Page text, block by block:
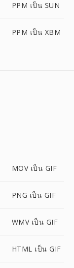
PPM เป็น SUN
PPM เป็น XBM
MOV เป็น GIF
PNG เป็น GIF
WMV เป็น GIF
HTML เป็น GIF